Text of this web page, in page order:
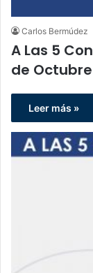
Carlos Bermúdez
A Las 5
de Octubre
Leer más »